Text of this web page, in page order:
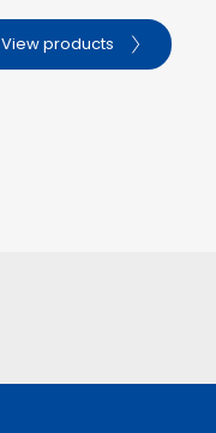
View products